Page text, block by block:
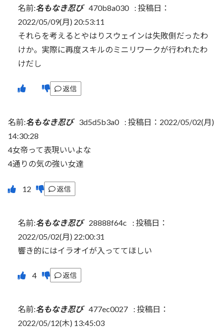
名前:名もなき忍び 470b8a030 : 投稿日：
2022/05/09(月) 20:53:11
それらを考えるとやはりスウェインは失敗側だったわ
けか。実際に再度スキルのミニリワークが行われたわ
けだし
返信
名前:名もなき忍び 3d5d5b3a0 : 投稿日：2022/05/02(月)
14:30:28
4女帝って表現いいよな
4通りの気の強い女達
返信
名前:名もなき忍び 28888f64c : 投稿日：
2022/05/02(月) 22:00:31
響き的にはイラオイが入っててほしい
返信
名前:名もなき忍び 477ec0027 : 投稿日：
2022/05/12(木) 13:45:03